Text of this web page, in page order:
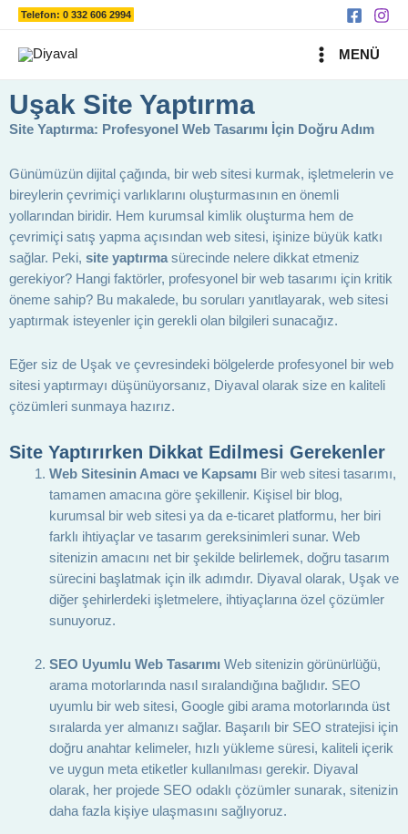
İçeriğeTelefon: 0 332 606 2994
MAIN
MENÜ
Uşak Site Yaptırma
Site Yaptırma: Profesyonel Web Tasarımı İçin Doğru Adım
Günümüzün dijital çağında, bir web sitesi kurmak, işletmelerin ve
bireylerin çevrimiçi varlıklarını oluşturmasının en önemli
yollarından biridir. Hem kurumsal kimlik oluşturma hem de
çevrimiçi satış yapma açısından web sitesi, işinize büyük katkı
sağlar. Peki, site yaptırma sürecinde nelere dikkat etmeniz
gerekiyor? Hangi faktörler, profesyonel bir web tasarımı için kritik
öneme sahip? Bu makalede, bu soruları yanıtlayarak, web sitesi
yaptırmak isteyenler için gerekli olan bilgileri sunacağız.
Eğer siz de Uşak ve çevresindeki bölgelerde profesyonel bir web
sitesi yaptırmayı düşünüyorsanız, Diyaval olarak size en kaliteli
çözümleri sunmaya hazırız.
Site Yaptırırken Dikkat Edilmesi Gerekenler
Web Sitesinin Amacı ve Kapsamı Bir web sitesi tasarımı,
tamamen amacına göre şekillenir. Kişisel bir blog,
kurumsal bir web sitesi ya da e-ticaret platformu, her biri
farklı ihtiyaçlar ve tasarım gereksinimleri sunar. Web
sitenizin amacını net bir şekilde belirlemek, doğru tasarım
sürecini başlatmak için ilk adımdır. Diyaval olarak, Uşak ve
diğer şehirlerdeki işletmelere, ihtiyaçlarına özel çözümler
sunuyoruz.
SEO Uyumlu Web Tasarımı Web sitenizin görünürlüğü,
arama motorlarında nasıl sıralandığına bağlıdır. SEO
uyumlu bir web sitesi, Google gibi arama motorlarında üst
sıralarda yer almanızı sağlar. Başarılı bir SEO stratejisi için
doğru anahtar kelimeler, hızlı yükleme süresi, kaliteli içerik
ve uygun meta etiketler kullanılması gerekir. Diyaval
olarak, her projede SEO odaklı çözümler sunarak, sitenizin
daha fazla kişiye ulaşmasını sağlıyoruz.
Ara